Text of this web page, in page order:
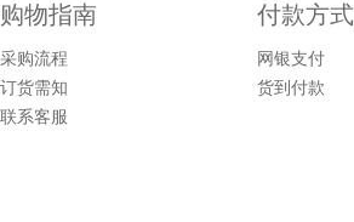
购物指南
采购流程
订货需知
联系客服
付款方式
网银支付
货到付款